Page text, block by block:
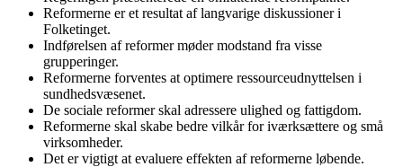
Reformerne er et resultat af langvarige diskussioner i
Folketinget.
Indførelsen af reformer møder modstand fra visse
grupperinger.
Reformerne forventes at optimere ressourceudnyttelsen i
sundhedsvæsenet.
De sociale reformer skal adressere ulighed og fattigdom.
Reformerne skal skabe bedre vilkår for iværksættere og små
virksomheder.
Det er vigtigt at evaluere effekten af reformerne løbende.